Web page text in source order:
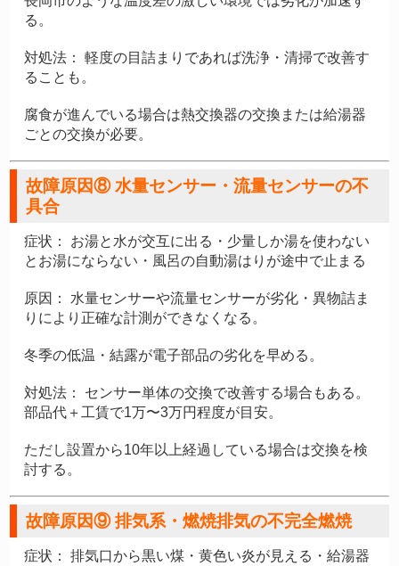
る。
対処法：
軽度の目詰まりであれば洗浄・清掃で改善す
ることも。
腐食が進んでいる場合は熱交換器の交換または給湯器
ごとの交換が必要。
故障原因⑧ 水量センサー・流量センサーの不
具合
症状：
お湯と水が交互に出る・少量しか湯を使わない
とお湯にならない・風呂の自動湯はりが途中で止まる
原因：
水量センサーや流量センサーが劣化・異物詰ま
りにより正確な計測ができなくなる。
冬季の低温・結露が電子部品の劣化を早める。
対処法：
センサー単体の交換で改善する場合もある。
部品代＋工賃で1万〜3万円程度が目安。
ただし設置から10年以上経過している場合は交換を検
討する。
故障原因⑨ 排気系・燃焼排気の不完全燃焼
症状： 排気口から黒い煤・黄色い炎が見える・給湯器